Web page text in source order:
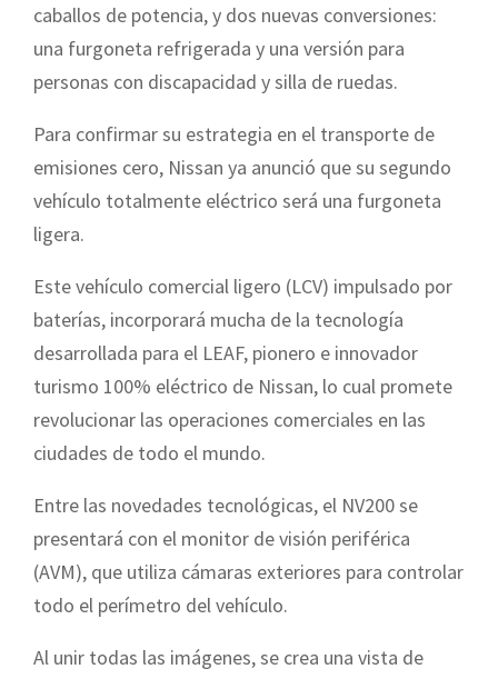
caballos de potencia, y dos nuevas conversiones:
una furgoneta refrigerada y una versión para
personas con discapacidad y silla de ruedas.
Para confirmar su estrategia en el transporte de
emisiones cero, Nissan ya anunció que su segundo
vehículo totalmente eléctrico será una furgoneta
ligera.
Este vehículo comercial ligero (LCV) impulsado por
baterías, incorporará mucha de la tecnología
desarrollada para el LEAF, pionero e innovador
turismo 100% eléctrico de Nissan, lo cual promete
revolucionar las operaciones comerciales en las
ciudades de todo el mundo.
Entre las novedades tecnológicas, el NV200 se
presentará con el monitor de visión periférica
(AVM), que utiliza cámaras exteriores para controlar
todo el perímetro del vehículo.
Al unir todas las imágenes, se crea una vista de